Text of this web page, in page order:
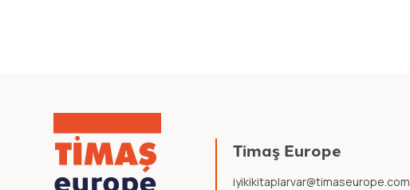
Timaş Europe
iyikikitaplarvar@timaseurope.com